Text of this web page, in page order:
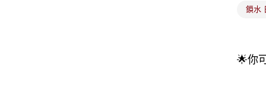
鎖水
🌟你